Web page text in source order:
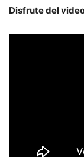
Disfrute del